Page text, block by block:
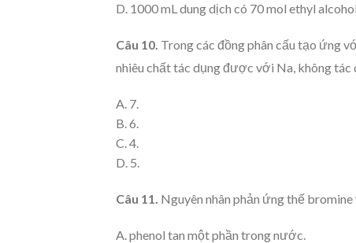
D. 1000 mL dung dịch có 70 mol ethyl
Câu 10. Trong các đồng phân cấu tạo ứng
nhiêu chất tác dụng được với Na, không
A. 7.
B. 6.
C. 4.
D. 5.
Câu 11. Nguyên nhân phản ứng thế
A. phenol tan một phần trong nước.